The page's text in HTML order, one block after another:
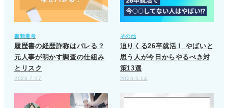
書類選考
履歴書の経歴詐称はバレる？
元人事が明かす調査の仕組み
とリスク
2026.7.17
その他
迫りくる26卒就活！ やばいと
思う人が今日からやるべき対
策13選
2026.5.14